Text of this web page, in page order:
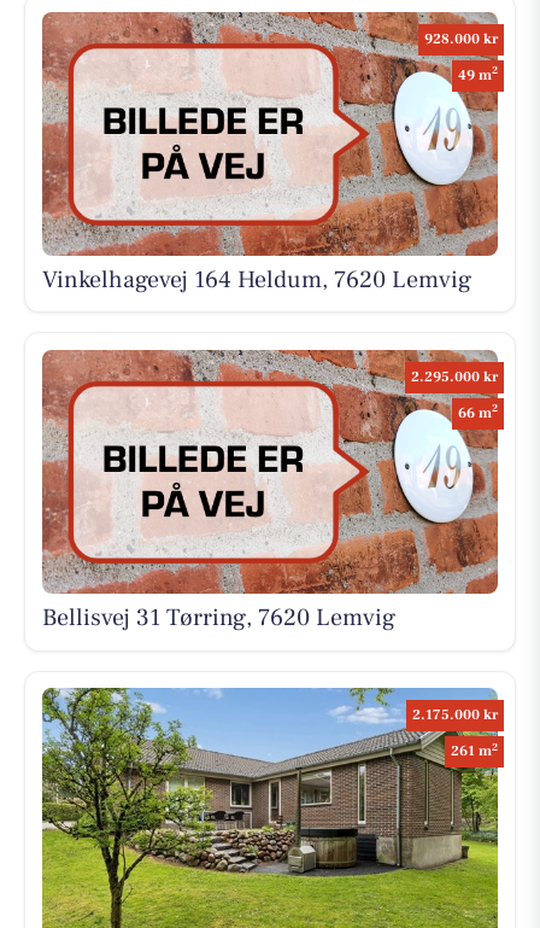
928.000 kr
49 m2
Vinkelhagevej 164 Heldum, 7620 Lemvig
2.295.000 kr
66 m2
Bellisvej 31 Tørring, 7620 Lemvig
2.175.000 kr
261 m2